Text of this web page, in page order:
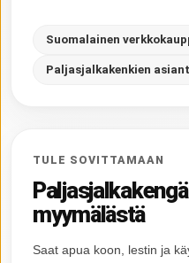
Suomalainen
Paljasjalkakenkien
TULE SOVITTAMAAN
myymälästä
Saat apua koon, lestin ja